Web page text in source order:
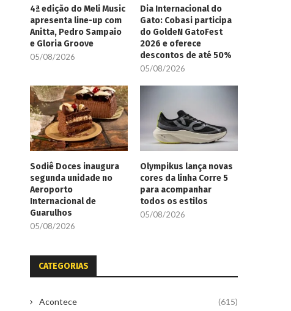
4ª edição do Meli Music
apresenta line-up com
Anitta, Pedro Sampaio
e Gloria Groove
05/08/2026
Dia Internacional do
Gato: Cobasi participa
do GoldeN GatoFest
2026 e oferece
descontos de até 50%
05/08/2026
Sodiê Doces inaugura
segunda unidade no
Aeroporto
Internacional de
Guarulhos
05/08/2026
Olympikus lança novas
cores da linha Corre 5
para acompanhar
todos os estilos
05/08/2026
CATEGORIAS
Acontece (615)